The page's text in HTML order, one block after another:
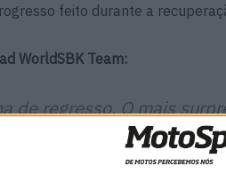
feito durante a
WorldSBK Team:
de regresso. O mais
fazer a corrida de ontem
acordei ainda mais dorido